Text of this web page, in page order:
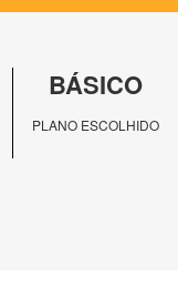
BÁSICO
PLANO ESCOLHIDO